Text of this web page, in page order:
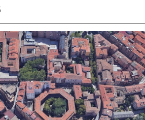
aplicación
externa.
aplicación
externa.